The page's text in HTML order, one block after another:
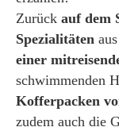
Zurück auf dem
Spezialitäten
einer
schwimmenden
Kofferpacken
zudem auch die